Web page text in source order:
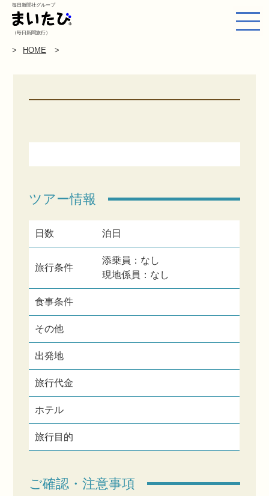
毎日新聞社グループ
（毎日新聞旅行）
HOME
ツアー情報
日数 泊日
旅行条件
添乗員：なし
現地係員：なし
食事条件
その他
出発地
旅行代金
ホテル
旅行目的
ご確認・注意事項